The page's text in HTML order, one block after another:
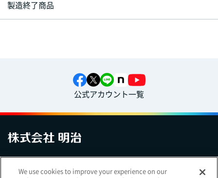
製造終了商品
公式アカウント一覧
アクセシビリティへの対応方針ご利用規約明治グループのDX
We use cookies to improve your experience on our